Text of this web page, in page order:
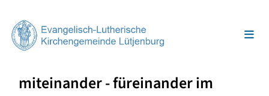
miteinander - füreinander im